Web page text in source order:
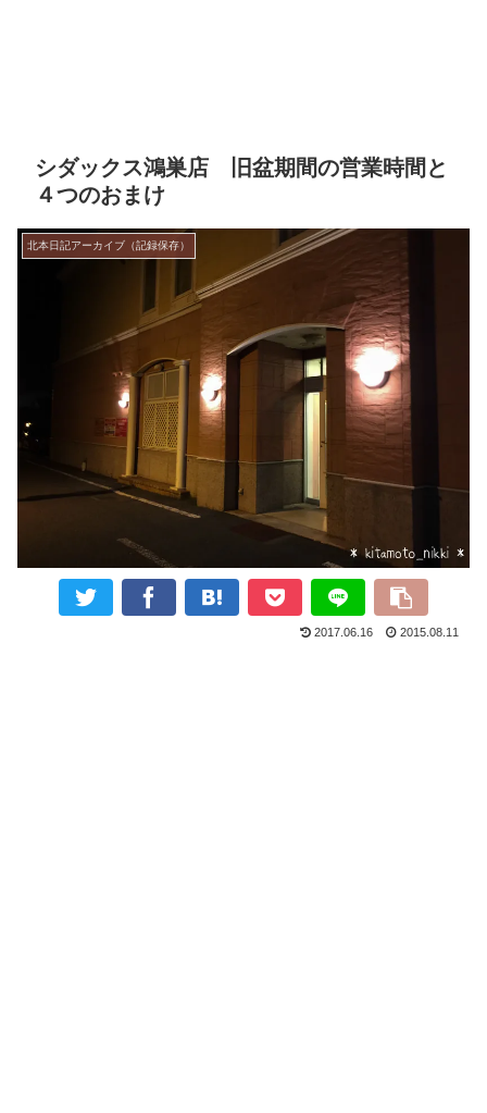
シダックス鴻巣店 旧盆期間の営業時間と
４つのおまけ
北本日記アーカイブ（記録保存）
2017.06.16 2015.08.11